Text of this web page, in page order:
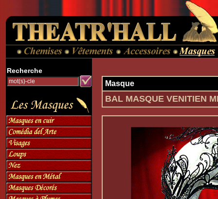
Recherche
Masque
BAL MASQUE VENITIEN